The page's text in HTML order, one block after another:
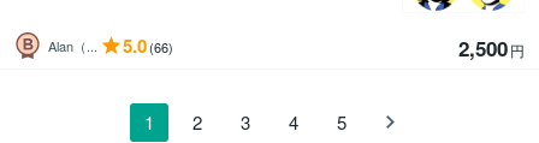
Alan（... 5.0(66) 2,500円
1 2 3 4 5